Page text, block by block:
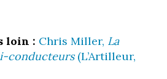
loin : Chris Miller, La
conducteurs (L’Artilleur,